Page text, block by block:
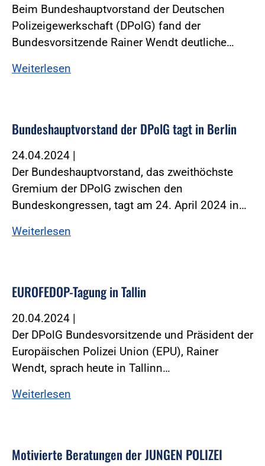
Beim Bundeshauptvorstand der Deutschen
Polizeigewerkschaft (DPolG) fand der
Bundesvorsitzende Rainer Wendt deutliche…
Weiterlesen
Bundeshauptvorstand der DPolG tagt in Berlin
24.04.2024 |
Der Bundeshauptvorstand, das zweithöchste
Gremium der DPolG zwischen den
Bundeskongressen, tagt am 24. April 2024 in…
Weiterlesen
EUROFEDOP-Tagung in Tallin
20.04.2024 |
Der DPolG Bundesvorsitzende und Präsident der
Europäischen Polizei Union (EPU), Rainer
Wendt, sprach heute in Tallinn…
Weiterlesen
Motivierte Beratungen der JUNGEN POLIZEI